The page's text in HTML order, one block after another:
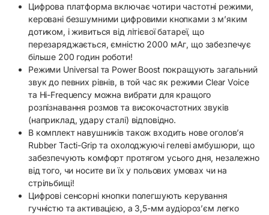
Цифрова платформа включає чотири частотні режими,
керовані безшумними цифровими кнопками з м’яким
дотиком, і живиться від літієвої батареї, що
перезаряджається, ємністю 2000 мАг, що забезпечує
більше 200 годин роботи!
Режими Universal та Power Boost покращують загальний
звук до певних рівнів, в той час як режими Clear Voice
та Hi-Frequency можна вибрати для кращого
розпізнавання розмов та високочастотних звуків
(наприклад, удару сталі) відповідно.
В комплект навушників також входить нове оголов’я
Rubber Tacti-Grip та охолоджуючі гелеві амбушюри, що
забезпечують комфорт протягом усього дня, незалежно
від того, чи носите ви їх у польових умовах чи на
стрільбищі!
Цифрові сенсорні кнопки полегшують керування
гучністю та активацією, а 3,5-мм аудіороз’єм легко